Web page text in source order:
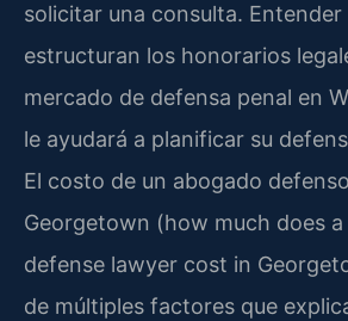
solicitar una consulta. Entender
estructuran los honorarios
mercado de defensa penal en
le ayudará a planificar su
El costo de un abogado
Georgetown (how much does a
defense lawyer cost in
de múltiples factores que